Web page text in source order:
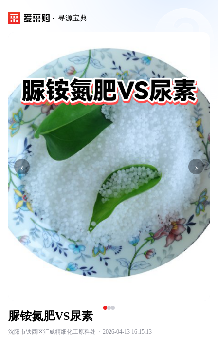
寻源宝典
‹ ›
脲铵氮肥VS尿素
沈阳市铁西区汇威精细化工原料处 · 2026-04-13 16:15:13